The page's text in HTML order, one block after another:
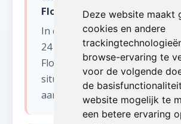
Deze website maakt
cookies en andere
browse-ervaring te
voor de volgende
de
website mogelijk te
een betere ervaring
Florennes?
In de meeste gevallen kunnen
24 tot 48 uur starten in
Florennes (Namen). Voor
situaties bieden wij ook een
aan, zelfs in het weekend.